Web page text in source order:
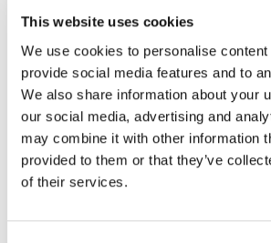
This website uses cookies
We use cookies to personalise
provide social media features and to
We also share information about your
our social media, advertising and
may combine it with other information
provided to them or that they’ve
of their services.
Gardez à l'esprit que l'ajout d'une
sur votre toit peut modifier le
véhicule. Adaptez votre vitesse en
total de la charge, des conditions
(comme les vents latéraux forts) et